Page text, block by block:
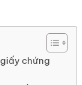
chứng